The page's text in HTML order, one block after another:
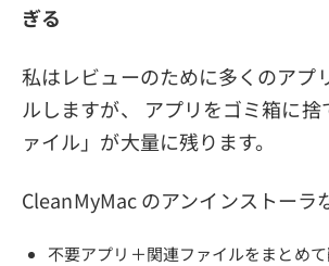
ぎる
私はレビューのために多くのアプ
ルしますが、 アプリをゴミ箱に捨
ァイル」が大量に残ります。
CleanMyMac のアンインストーラ
不要アプリ＋関連ファイルをまとめ